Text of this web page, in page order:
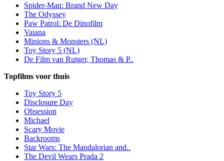
Spider-Man: Brand New Day
The Odyssey
Paw Patrol: De Dinofilm
Vaiana
Minions & Monsters (NL)
Toy Story 5 (NL)
De Film van Rutger, Thomas & P..
Topfilms voor thuis
Toy Story 5
Disclosure Day
Obsession
Michael
Scary Movie
Backrooms
Star Wars: The Mandalorian and..
The Devil Wears Prada 2